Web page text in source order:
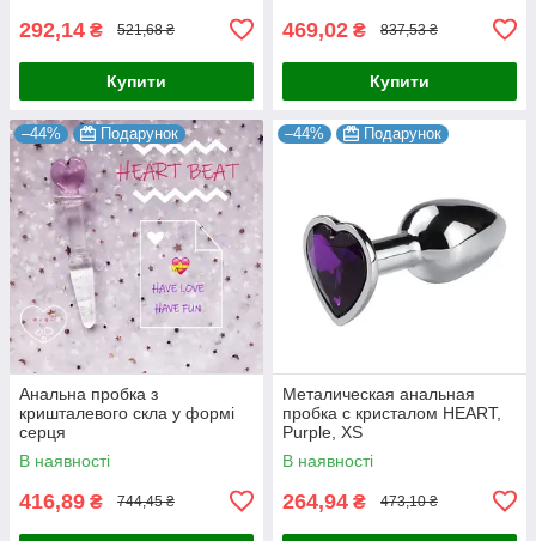
292,14 ₴ 521,68 ₴
Купити
469,02 ₴ 837,53 ₴
Купити
–44% Подарунок
Анальна пробка з
кришталевого скла у формі
серця
В наявності
416,89 ₴ 744,45 ₴
–44% Подарунок
Металическая анальная
пробка с кристалом HEART,
Purple, XS
В наявності
264,94 ₴ 473,10 ₴